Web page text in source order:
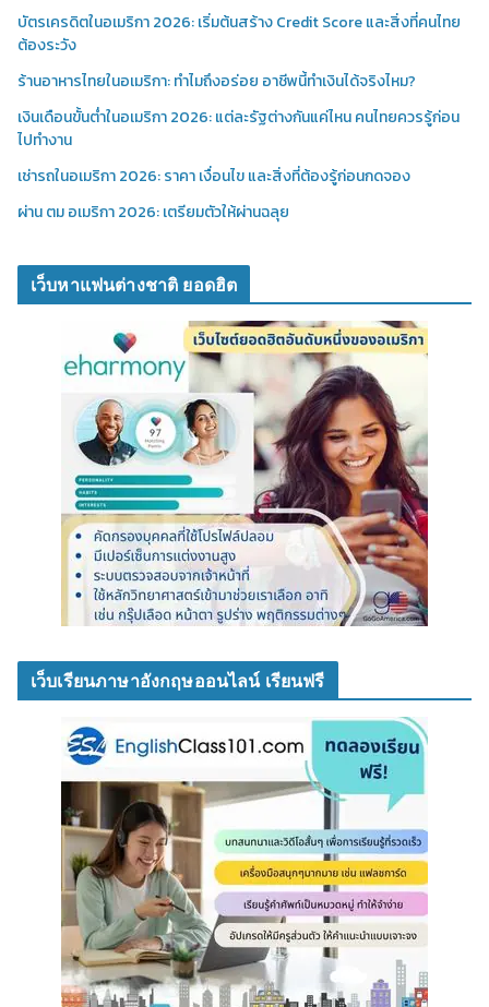
บัตรเครดิตในอเมริกา 2026: เริ่มต้นสร้าง Credit Score และสิ่งที่คนไทย
ต้องระวัง
ร้านอาหารไทยในอเมริกา: ทำไมถึงอร่อย อาชีพนี้ทำเงินได้จริงไหม?
เงินเดือนขั้นต่ำในอเมริกา 2026: แต่ละรัฐต่างกันแค่ไหน คนไทยควรรู้ก่อน
ไปทำงาน
เช่ารถในอเมริกา 2026: ราคา เงื่อนไข และสิ่งที่ต้องรู้ก่อนกดจอง
ผ่าน ตม อเมริกา 2026: เตรียมตัวให้ผ่านฉลุย
เว็บหาแฟนต่างชาติ ยอดฮิต
เว็บเรียนภาษาอังกฤษออนไลน์ เรียนฟรี